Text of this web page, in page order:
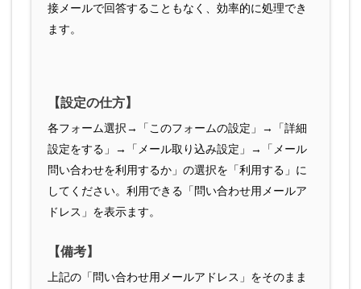
接メールで回答することもなく、効率的に処理でき
ます。
【設定の仕方】
各フォーム選択→「このフォームの設定」→「詳細
設定をする」→「メール取り込み設定」→「メール
問い合わせを利用するか」の選択を「利用する」に
してください。利用できる「問い合わせ用メールア
ドレス」を表示ます。
【備考】
上記の「問い合わせ用メールアドレス」をそのまま